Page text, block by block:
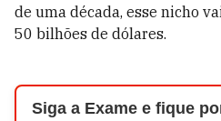
de uma década, esse nicho
50 bilhões de dólares.
Siga a Exame e fique